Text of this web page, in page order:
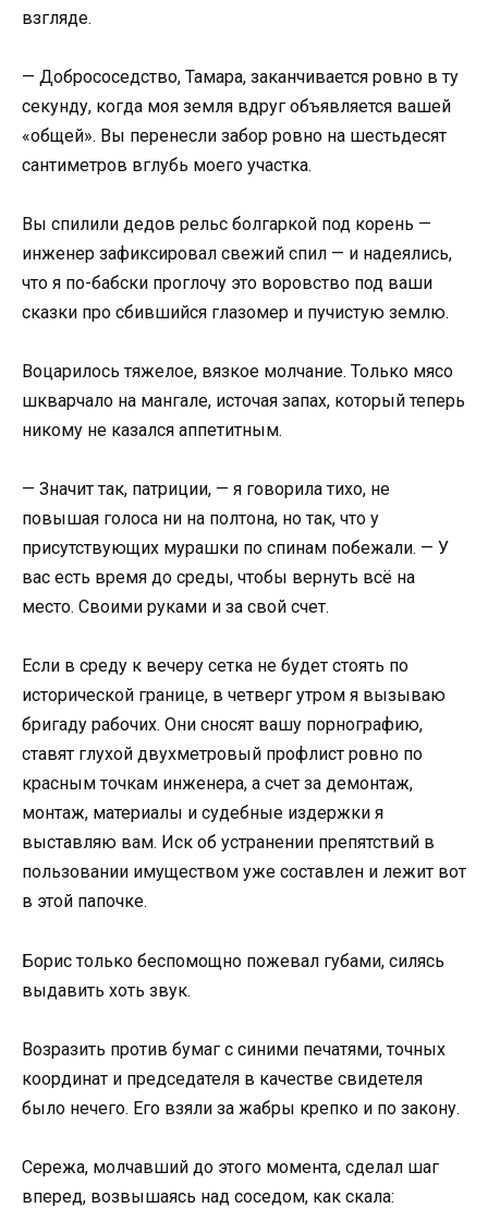
взгляде.
— Добрососедство, Тамара, заканчивается ровно в ту
секунду, когда моя земля вдруг объявляется вашей
«общей». Вы перенесли забор ровно на шестьдесят
сантиметров вглубь моего участка.
Вы спилили дедов рельс болгаркой под корень —
инженер зафиксировал свежий спил — и надеялись,
что я по-бабски проглочу это воровство под ваши
сказки про сбившийся глазомер и пучистую землю.
Воцарилось тяжелое, вязкое молчание. Только мясо
шкварчало на мангале, источая запах, который теперь
никому не казался аппетитным.
— Значит так, патриции, — я говорила тихо, не
повышая голоса ни на полтона, но так, что у
присутствующих мурашки по спинам побежали. — У
вас есть время до среды, чтобы вернуть всё на
место. Своими руками и за свой счет.
Если в среду к вечеру сетка не будет стоять по
исторической границе, в четверг утром я вызываю
бригаду рабочих. Они сносят вашу порнографию,
ставят глухой двухметровый профлист ровно по
красным точкам инженера, а счет за демонтаж,
монтаж, материалы и судебные издержки я
выставляю вам. Иск об устранении препятствий в
пользовании имуществом уже составлен и лежит вот
в этой папочке.
Борис только беспомощно пожевал губами, силясь
выдавить хоть звук.
Возразить против бумаг с синими печатями, точных
координат и председателя в качестве свидетеля
было нечего. Его взяли за жабры крепко и по закону.
Сережа, молчавший до этого момента, сделал шаг
вперед, возвышаясь над соседом, как скала: